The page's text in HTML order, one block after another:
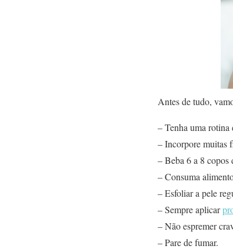
Antes de tudo,
– Tenha uma rotina
– Incorpore muitas
– Beba 6 a 8 copos
– Consuma
– Esfoliar a pele
– Sempre aplicar
– Não espremer
– Pare de fumar.